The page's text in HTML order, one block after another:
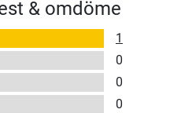
& omdöme
1
0
0
0